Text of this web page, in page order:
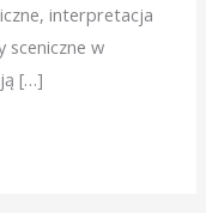
interpretacja
sceniczne w
[…]